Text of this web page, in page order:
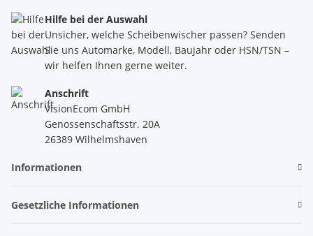
Hilfe bei der Auswahl
Unsicher, welche Scheibenwischer passen? Senden
Sie uns Automarke, Modell, Baujahr oder HSN/TSN –
wir helfen Ihnen gerne weiter.
Anschrift
VisionEcom GmbH
Genossenschaftsstr. 20A
26389 Wilhelmshaven
Informationen
Gesetzliche Informationen